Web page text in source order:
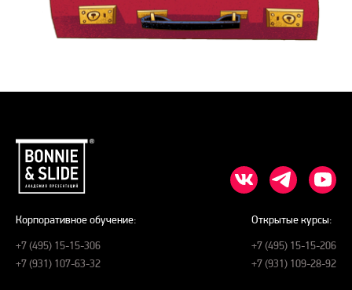
Корпоративное обучение:
+7 (495) 15-15-306
+7 (931) 107-63-32
Открытые курсы:
+7 (495) 15-15-206
+7 (931) 109-28-92